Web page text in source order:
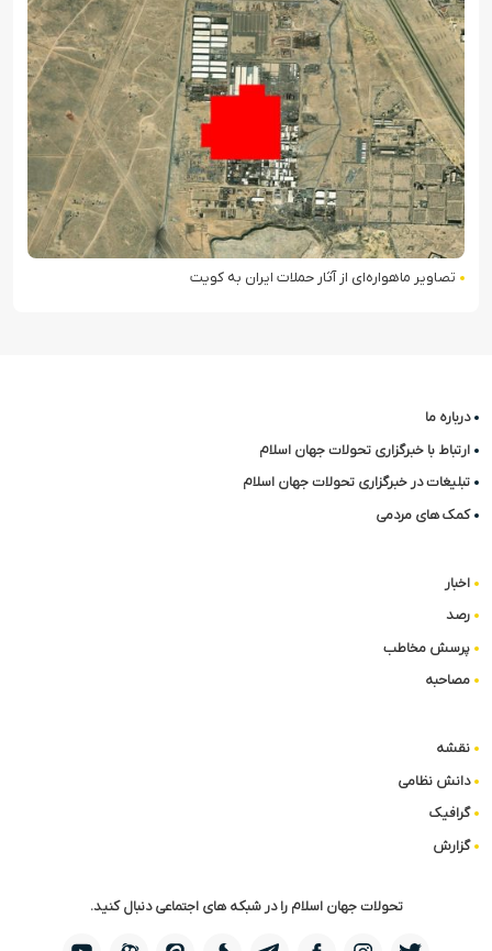
تصاویر ماهواره‌ای از آثار حملات ایران به کویت
درباره ما
ارتباط با خبرگزاری تحولات جهان اسلام
تبلیغات در خبرگزاری تحولات جهان اسلام
کمک های مردمی
اخبار
رصد
پرسش مخاطب
مصاحبه
نقشه
دانش نظامی
گرافیک
گزارش
تحولات جهان اسلام را در شبکه های اجتماعی دنبال کنید.